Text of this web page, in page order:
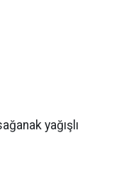
yağışlı